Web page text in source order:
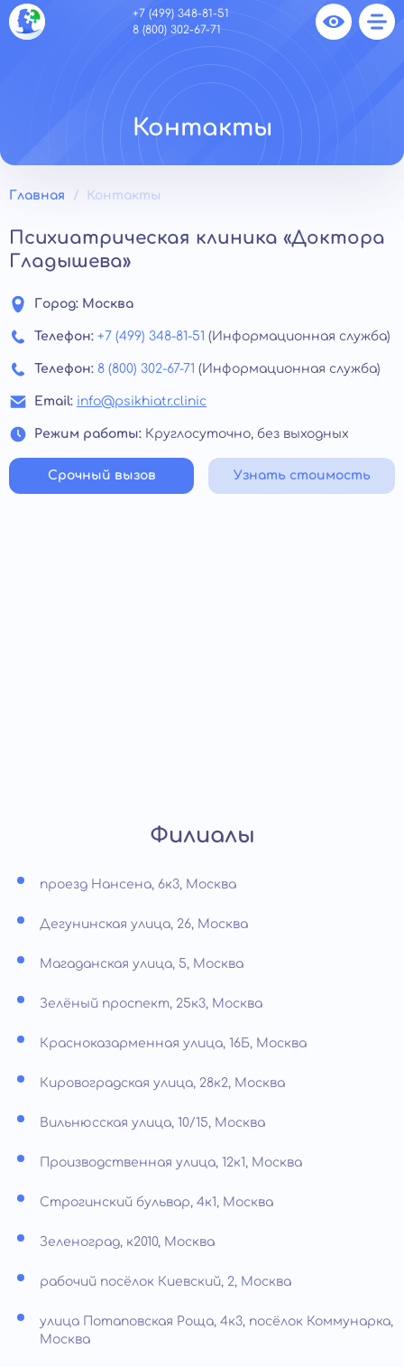
+7 (499) 348-81-51
8 (800) 302-67-71
Контакты
Главная Контакты
Психиатрическая клиника «Доктора
Гладышева»
Город: Москва
Телефон: +7 (499) 348-81-51 (Информационная служба)
Телефон: 8 (800) 302-67-71 (Информационная служба)
Email: info@psikhiatr.clinic
Режим работы: Круглосуточно, без выходных
Срочный вызов Узнать стоимость
Филиалы
проезд Нансена, 6к3, Москва
Дегунинская улица, 26, Москва
Магаданская улица, 5, Москва
Зелёный проспект, 25к3, Москва
Красноказарменная улица, 16Б, Москва
Кировоградская улица, 28к2, Москва
Вильнюсская улица, 10/15, Москва
Производственная улица, 12к1, Москва
Строгинский бульвар, 4к1, Москва
Зеленоград, к2010, Москва
рабочий посёлок Киевский, 2, Москва
улица Потаповская Роща, 4к3, посёлок Коммунарка,
Москва